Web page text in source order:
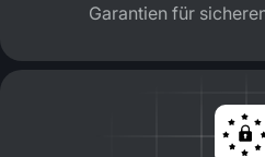
Garantien für